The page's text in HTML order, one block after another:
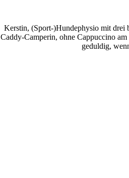
Kerstin, (Sport-)Hundephysio mit drei
Caddy-Camperin, ohne Cappuccino
geduldig,